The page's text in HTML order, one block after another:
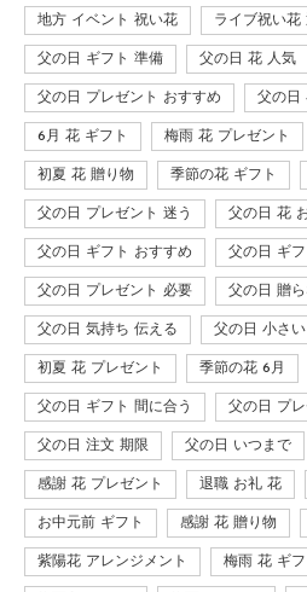
地方 イベント 祝い花 ライブ祝い花
父の日 ギフト 準備 父の日 花 人気
父の日 プレゼント おすすめ 父の日
6月 花 ギフト 梅雨 花 プレゼント
初夏 花 贈り物 季節の花 ギフト
父の日 プレゼント 迷う 父の日 花
父の日 ギフト おすすめ 父の日 ギフ
父の日 プレゼント 必要 父の日 贈
父の日 気持ち 伝える 父の日 小さい
初夏 花 プレゼント 季節の花 6月
父の日 ギフト 間に合う 父の日 プ
父の日 注文 期限 父の日 いつまで
感謝 花 プレゼント 退職 お礼 花
お中元前 ギフト 感謝 花 贈り物
紫陽花 アレンジメント 梅雨 花 ギフ